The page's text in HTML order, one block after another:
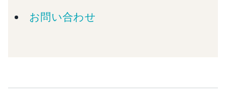
お問い合わせ